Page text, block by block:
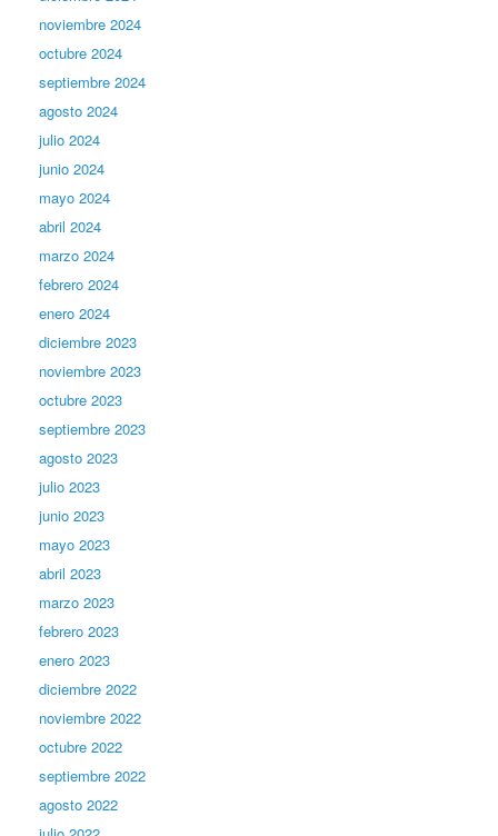
noviembre 2024
octubre 2024
septiembre 2024
agosto 2024
julio 2024
junio 2024
mayo 2024
abril 2024
marzo 2024
febrero 2024
enero 2024
diciembre 2023
noviembre 2023
octubre 2023
septiembre 2023
agosto 2023
julio 2023
junio 2023
mayo 2023
abril 2023
marzo 2023
febrero 2023
enero 2023
diciembre 2022
noviembre 2022
octubre 2022
septiembre 2022
agosto 2022